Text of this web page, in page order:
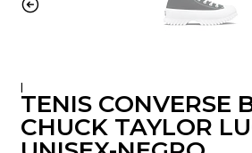
|
TENIS CONVERSE
CHUCK TAYLOR